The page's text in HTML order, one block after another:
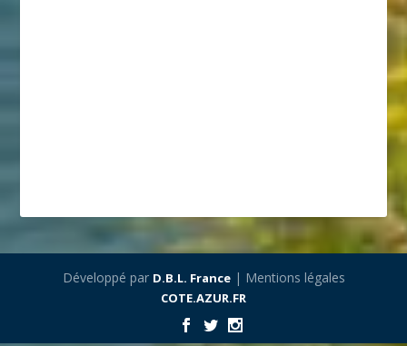
Développé par D.B.L. France| Mentions légales
COTE.AZUR.FR